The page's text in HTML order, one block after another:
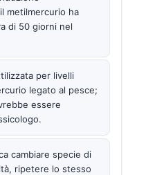
metilmercurio ha
di 50 giorni nel
per livelli
legato al pesce;
essere
cambiare specie di
ripetere lo stesso